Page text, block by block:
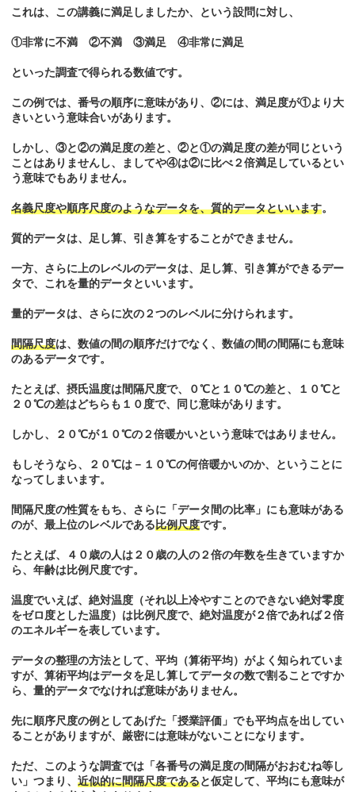
これは、この講義に満足しましたか、という設問に対し、
①非常に不満 ②不満 ③満足 ④非常に満足
といった調査で得られる数値です。
この例では、番号の順序に意味があり、②には、満足度が①より大
きいという意味合いがあります。
しかし、③と②の満足度の差と、②と①の満足度の差が同じという
ことはありませんし、ましてや④は②に比べ２倍満足しているとい
う意味でもありません。
名義尺度や順序尺度のようなデータを、質的データといいます。
質的データは、足し算、引き算をすることができません。
一方、さらに上のレベルのデータは、足し算、引き算ができるデー
タで、これを量的データといいます。
量的データは、さらに次の２つのレベルに分けられます。
間隔尺度は、数値の間の順序だけでなく、数値の間の間隔にも意味
のあるデータです。
たとえば、摂氏温度は間隔尺度で、０℃と１０℃の差と、１０℃と
２０℃の差はどちらも１０度で、同じ意味があります。
しかし、２０℃が１０℃の２倍暖かいという意味ではありません。
もしそうなら、２０℃は－１０℃の何倍暖かいのか、ということに
なってしまいます。
間隔尺度の性質をもち、さらに「データ間の比率」にも意味がある
のが、最上位のレベルである比例尺度です。
たとえば、４０歳の人は２０歳の人の２倍の年数を生きていますか
ら、年齢は比例尺度です。
温度でいえば、絶対温度（それ以上冷やすことのできない絶対零度
をゼロ度とした温度）は比例尺度で、絶対温度が２倍であれば２倍
のエネルギーを表しています。
データの整理の方法として、平均（算術平均）がよく知られていま
すが、算術平均はデータを足し算してデータの数で割ることですか
ら、量的データでなければ意味がありません。
先に順序尺度の例としてあげた「授業評価」でも平均点を出してい
ることがありますが、厳密には意味がないことになります。
ただ、このような調査では「各番号の満足度の間隔がおおむね等し
い」つまり、 近似的に間隔尺度であると仮定して、平均にも意味が